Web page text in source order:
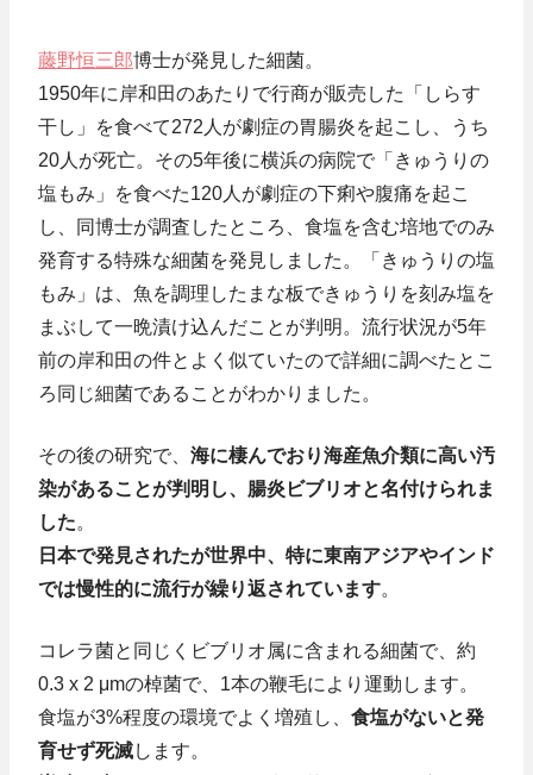
藤野恒三郎博士が発見した細菌。
1950年に岸和田のあたりで行商が販売した「しらす
干し」を食べて272人が劇症の胃腸炎を起こし、うち
20人が死亡。その5年後に横浜の病院で「きゅうりの
塩もみ」を食べた120人が劇症の下痢や腹痛を起こ
し、同博士が調査したところ、食塩を含む培地でのみ
発育する特殊な細菌を発見しました。「きゅうりの塩
もみ」は、魚を調理したまな板できゅうりを刻み塩を
まぶして一晩漬け込んだことが判明。流行状況が5年
前の岸和田の件とよく似ていたので詳細に調べたとこ
ろ同じ細菌であることがわかりました。
その後の研究で、 海に棲んでおり海産魚介類に高い汚
染があることが判明し、腸炎ビブリオと名付けられま
した。
日本で発見されたが世界中、特に東南アジアやインド
では慢性的に流行が繰り返されています。
コレラ菌と同じくビブリオ属に含まれる細菌で、約
0.3 x 2 μmの棹菌で、1本の鞭毛により運動します。
食塩が3%程度の環境でよく増殖し、 食塩がないと発
育せず死滅します。